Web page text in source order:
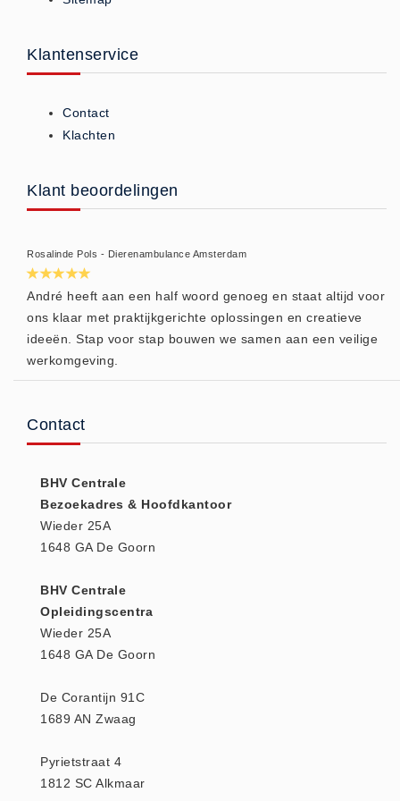
Brandvertragend
Brandvertragend (9)
Brandwondmaterialen -
CO2 meters
CO2 meters (0)
COVID-19 artikelen (0)
COVID-19 artikelen
COVID-19 artikelen (0)
Drogisterij
Desinfectants (6)
Huidverzorging (5)
Koud - Warm kompressen (3)
Overige (1)
Spieren en gewrichten (0)
Teken - Beten sets (5)
Eerste Hulp Paneel
Eerste Hulp Paneel (0)
Evacuatie
Noodkoffer (0)
Noodverlichting (1)
Zaklampen (9)
Klantenservice
Contact
Klachten
Klant beoordelingen
Rosalinde Pols - Dierenambulance Amsterdam
André heeft aan een half woord genoeg en staat altijd voor
ons klaar met praktijkgerichte oplossingen en creatieve
ideeën. Stap voor stap bouwen we samen aan een veilige
werkomgeving.
Contact
BHV Centrale
Bezoekadres & Hoofdkantoor
Wieder 25A
1648 GA De Goorn
BHV Centrale
Opleidingscentra
Wieder 25A
1648 GA De Goorn
De Corantijn 91C
1689 AN Zwaag
Pyrietstraat 4
1812 SC Alkmaar